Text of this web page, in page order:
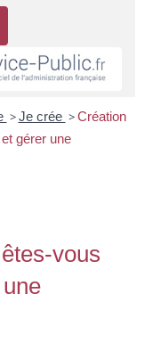
> Je crée > Création
gérer une
vous